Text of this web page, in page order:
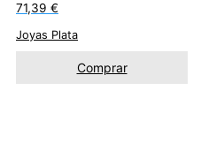
71,39 €
Joyas Plata
Comprar